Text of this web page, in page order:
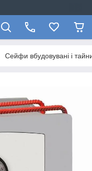
Сейфи вбудовувані і